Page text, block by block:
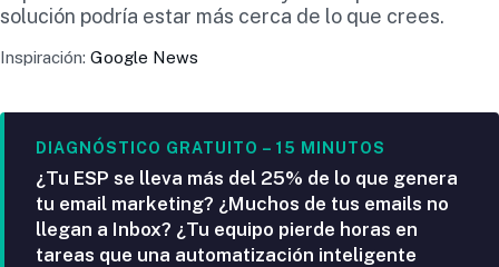
solución podría estar más cerca de lo que crees.
Inspiración: Google News
DIAGNÓSTICO GRATUITO – 15 MINUTOS
¿Tu ESP se lleva más del 25% de lo que genera
tu email marketing? ¿Muchos de tus emails no
llegan a Inbox? ¿Tu equipo pierde horas en
tareas que una automatización inteligente